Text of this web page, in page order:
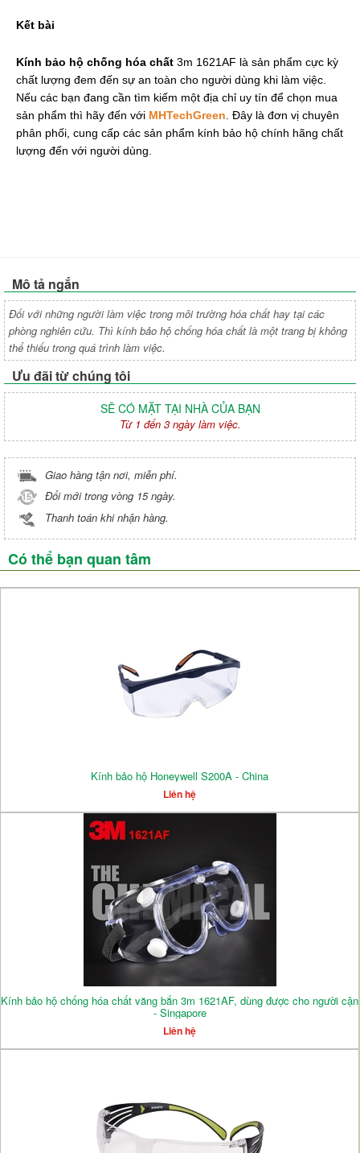
Kết bài
Kính bảo hộ chống hóa chất 3m 1621AF là sản phẩm cực kỳ
chất lượng đem đến sự an toàn cho người dùng khi làm việc.
Nếu các bạn đang cần tìm kiếm một địa chỉ uy tín để chọn mua
sản phẩm thì hãy đến với MHTechGreen . Đây là đơn vị chuyên
phân phối, cung cấp các sản phẩm kính bảo hộ chính hãng chất
lượng đến với người dùng.
Mô tả ngắn
Đối với những người làm việc trong môi trường hóa chất hay tại các
phòng nghiên cứu. Thì kính bảo hộ chống hóa chất là một trang bị không
thể thiếu trong quá trình làm việc.
Ưu đãi từ chúng tôi
SẼ CÓ MẶT TẠI NHÀ CỦA BẠN
Từ 1 đến 3 ngày làm việc.
Giao hàng tận nơi, miễn phí.
Đổi mới trong vòng 15 ngày.
Thanh toán khi nhận hàng.
Có thể bạn quan tâm
Kính bảo hộ Honeywell S200A - China
Liên hệ
Kính bảo hộ chống hóa chất văng bắn 3m 1621AF, dùng được cho người cận
- Singapore
Liên hệ